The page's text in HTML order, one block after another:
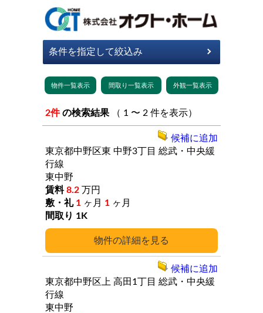
2件 の検索結果 （ 1 〜 2 件を表示）
詳細
東京都中野区東 中野3丁目 総武・中央緩
行線
東中野
8.2 万円
1 ヶ月 1 ヶ月
1K
候補に追加
東京都中野区上 高田1丁目 総武・中央緩
行線
東中野
候補に追加